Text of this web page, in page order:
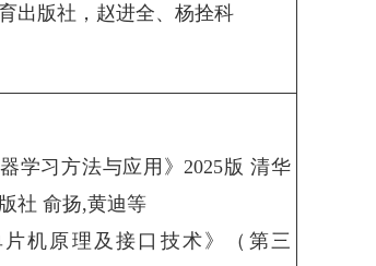
出版社，赵进全、杨拴科
学习方法与应用》2025版 清华
社 俞扬,黄迪等
机原理及接口技术》（第三